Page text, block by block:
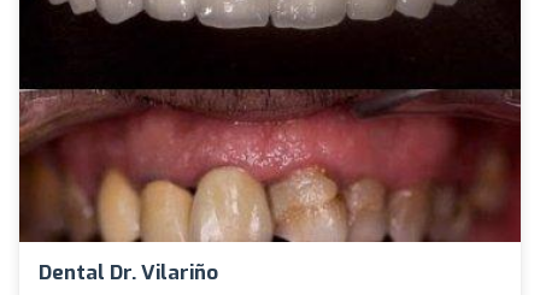
Dental Dr. Vilariño